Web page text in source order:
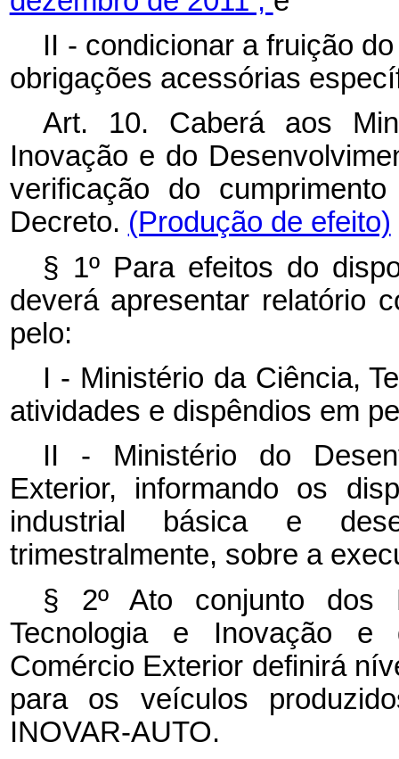
II - condicionar a fruição
obrigações acessórias
Art. 10. Caberá aos
Inovação e do
verificação do
Decreto. (Produção de efeito)
§ 1º Para efeitos do
deverá apresentar relatório
pelo:
I - Ministério da Ciência,
atividades e dispêndios em
II - Ministério do
Exterior, informando os
industrial básica e
trimestralmente, sobre a
§ 2º Ato conjunto dos
Tecnologia e Inovação e
Comércio Exterior definirá
para os veículos
INOVAR-AUTO.